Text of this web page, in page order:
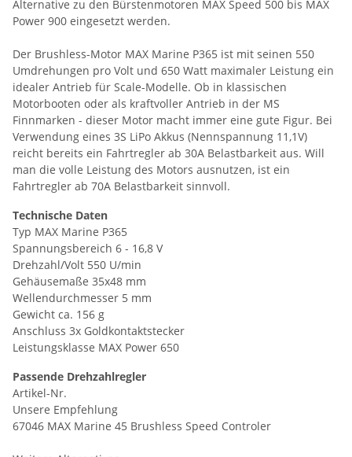
Alternative zu den Bürstenmotoren MAX Speed 500 bis MAX
Power 900 eingesetzt werden.
Der Brushless-Motor MAX Marine P365 ist mit seinen 550
Umdrehungen pro Volt und 650 Watt maximaler Leistung ein
idealer Antrieb für Scale-Modelle. Ob in klassischen
Motorbooten oder als kraftvoller Antrieb in der MS
Finnmarken - dieser Motor macht immer eine gute Figur. Bei
Verwendung eines 3S LiPo Akkus (Nennspannung 11,1V)
reicht bereits ein Fahrtregler ab 30A Belastbarkeit aus. Will
man die volle Leistung des Motors ausnutzen, ist ein
Fahrtregler ab 70A Belastbarkeit sinnvoll.
Technische Daten
Typ MAX Marine P365
Spannungsbereich 6 - 16,8 V
Drehzahl/Volt 550 U/min
Gehäusemaße 35x48 mm
Wellendurchmesser 5 mm
Gewicht ca. 156 g
Anschluss 3x Goldkontaktstecker
Leistungsklasse MAX Power 650
Passende Drehzahlregler
Artikel-Nr.
Unsere Empfehlung
67046 MAX Marine 45 Brushless Speed Controler